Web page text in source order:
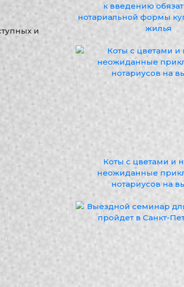
и
к введению
нотариальной формы
жилья
Коты с цветами и
неожиданные
нотариусов на